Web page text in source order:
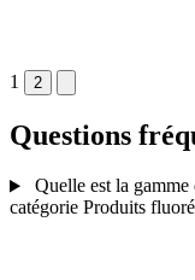
1 2
Questions
Quelle est la
catégorie Produits